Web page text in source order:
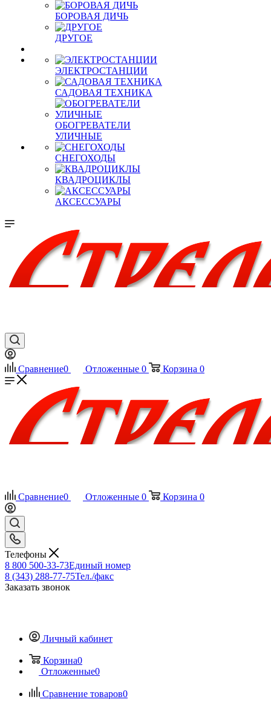
БОРОВАЯ ДИЧЬ
ДРУГОЕ
ЭЛЕКТРОСТАНЦИИ
САДОВАЯ ТЕХНИКА
ОБОГРЕВАТЕЛИ
УЛИЧНЫЕ
СНЕГОХОДЫ
КВАДРОЦИКЛЫ
АКСЕССУАРЫ
Сравнение0 Отложенные 0 Корзина 0
Сравнение0 Отложенные 0 Корзина 0
Телефоны
8 800 500-33-73Единый номер
8 (343) 288-77-75Тел./факс
Заказать звонок
Личный кабинет
Корзина0
Отложенные0
Сравнение товаров0